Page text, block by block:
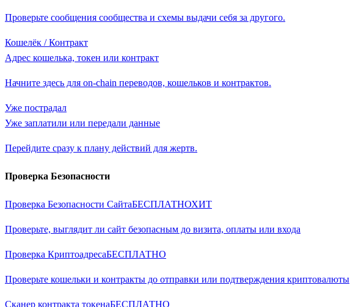
Проверьте сообщения сообщества и схемы выдачи себя за другого.
Кошелёк / Контракт
Адрес кошелька, токен или контракт
Начните здесь для on-chain переводов, кошельков и контрактов.
Уже пострадал
Уже заплатили или передали данные
Перейдите сразу к плану действий для жертв.
Проверка Безопасности
Проверка Безопасности СайтаБЕСПЛАТНОХИТ
Проверьте, выглядит ли сайт безопасным до визита, оплаты или входа
Проверка КриптоадресаБЕСПЛАТНО
Проверьте кошельки и контракты до отправки или подтверждения криптовалюты
Сканер контракта токенаБЕСПЛАТНО